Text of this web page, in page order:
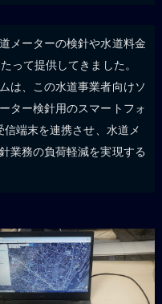
メーターの検針や水道料金
って提供してきました。
は、この水道事業者向けソ
ター検針用のスマートフォ
端末を連携させ、水道メ
業務の負荷軽減を実現する